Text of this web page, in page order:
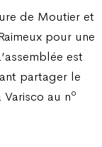
de Moutier et
pour une
est
partager le
au no